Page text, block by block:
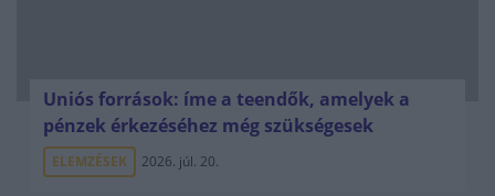
Uniós források: íme a teendők, amelyek a
pénzek érkezéséhez még szükségesek
ELEMZÉSEK 2026. júl. 20.